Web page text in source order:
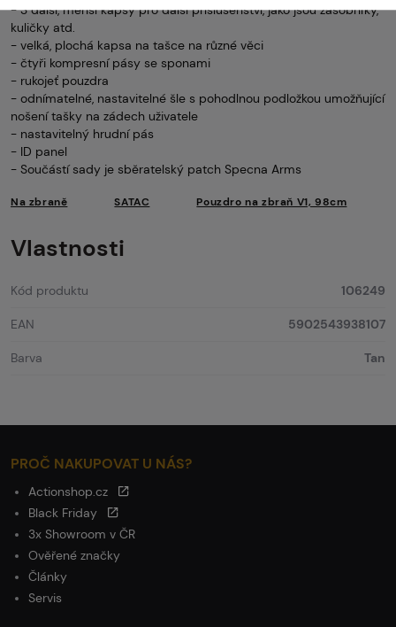
- 3 další, menší kapsy pro další příslušenství, jako jsou zásobníky,
kuličky atd.
- velká, plochá kapsa na tašce na různé věci
- čtyři kompresní pásy se sponami
- rukojeť pouzdra
- odnímatelné, nastavitelné šle s pohodlnou podložkou umožňující
nošení tašky na zádech uživatele
- nastavitelný hrudní pás
- ID panel
- Součástí sady je sběratelský patch Specna Arms
Na zbraně SATAC Pouzdro na zbraň V1, 98cm
Vlastnosti
Kód produktu 106249
EAN 5902543938107
Barva Tan
PROČ NAKUPOVAT U NÁS?
Actionshop.cz
Black Friday
3x Showroom v ČR
Ověřené značky
Články
Servis